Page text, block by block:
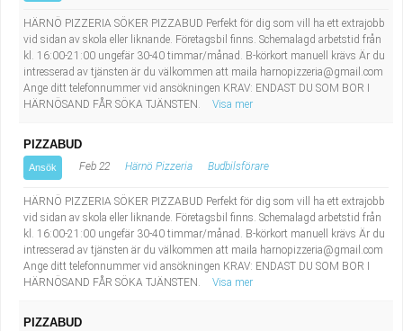
Hälso- och sjukvård
Industriell tillverkning
Installation, drift, underhåll
Kropps- och skönhetsvård
Militärt arbete
Naturbruk
Naturvetenskapligt arbete
Personlig assistent
Behandlingsassistent/Socialpedagog
Tandsköterska
Budbilsförare
Lärare i fritidshem/Fritidspedagog
Taxiförare/Taxichaufför
Läkarsekreterare/Vårdadmin/Medicinsk
HÄRNÖ PIZZERIA SÖKER PIZZABUD Perfekt för dig som vill ha ett extrajobb
vid sidan av skola eller liknande. Företagsbil finns. Schemalagd arbetstid från
kl. 16:00-21:00 ungefär 30-40 timmar/månad. B-körkort manuell krävs Är du
intresserad av tjänsten är du välkommen att maila harnopizzeria@gmail.com
Ange ditt telefonnummer vid ansökningen KRAV: ENDAST DU SOM BOR I
HÄRNÖSAND FÅR SÖKA TJÄNSTEN.
Visa mer
PIZZABUD
Ansök Feb 22 Härnö Pizzeria Budbilsförare
HÄRNÖ PIZZERIA SÖKER PIZZABUD Perfekt för dig som vill ha ett extrajobb
vid sidan av skola eller liknande. Företagsbil finns. Schemalagd arbetstid från
kl. 16:00-21:00 ungefär 30-40 timmar/månad. B-körkort manuell krävs Är du
intresserad av tjänsten är du välkommen att maila harnopizzeria@gmail.com
Ange ditt telefonnummer vid ansökningen KRAV: ENDAST DU SOM BOR I
HÄRNÖSAND FÅR SÖKA TJÄNSTEN.
Visa mer
PIZZABUD